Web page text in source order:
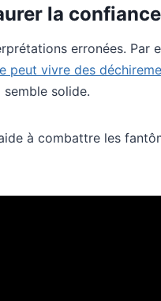
la confiance
erronées. Par
peut vivre des
solide.
à combattre les